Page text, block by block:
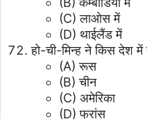
(C) लाओस में
(D) थाईलैंड में
हो-ची-मिन्ह ने किस देश में
(A) रूस
(B) चीन
(C) अमेरिका
(D) फ्रांस